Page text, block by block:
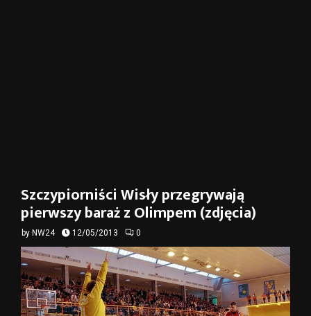
Szczypiorniści Wisły przegrywają
pierwszy baraż z Olimpem (zdjęcia)
by NW24 12/05/2013 0